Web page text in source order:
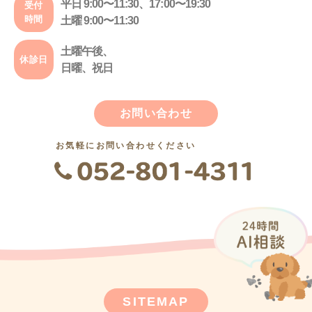
受付
時間
平日 9:00〜11:30、17:00〜19:30
土曜 9:00〜11:30
休診日
土曜午後、
日曜、祝日
お問い合わせ
お気軽にお問い合わせください
SITEMAP